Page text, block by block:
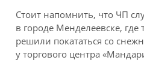
Стоит напомнить, что ЧП
в городе Менделеевске, где
решили покататься со
у торгового центра